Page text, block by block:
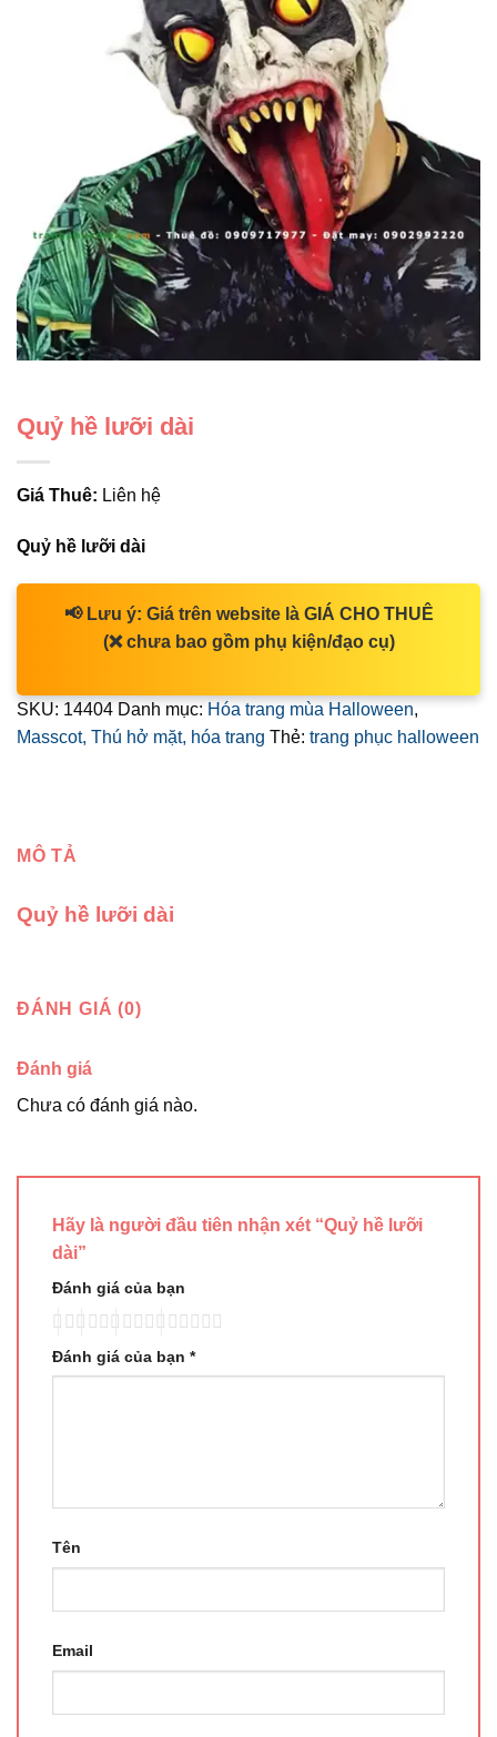
Quỷ hề lưỡi dài
Giá Thuê: Liên hệ
Quỷ hề lưỡi dài
📢 Lưu ý: Giá trên website là GIÁ CHO THUÊ
(❌ chưa bao gồm phụ kiện/đạo cụ)
SKU: 14404 Danh mục: Hóa trang mùa Halloween,
Masscot, Thú hở mặt, hóa trang Thẻ: trang phục halloween
MÔ TẢ
Quỷ hề lưỡi dài
ĐÁNH GIÁ (0)
Đánh giá
Chưa có đánh giá nào.
Hãy là người đầu tiên nhận xét “Quỷ hề lưỡi
dài”
Đánh giá của bạn
Đánh giá của bạn *
Tên
Email